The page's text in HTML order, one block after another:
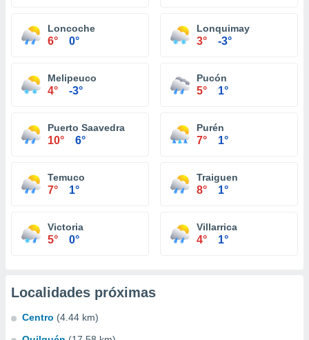
Loncoche
6° 0°
Lonquimay
3° -3°
Melipeuco
4° -3°
Pucón
5° 1°
Puerto Saavedra
10° 6°
Purén
7° 1°
Temuco
7° 1°
Traiguen
8° 1°
Victoria
5° 0°
Villarrica
4° 1°
Localidades próximas
Centro (4.44 km)